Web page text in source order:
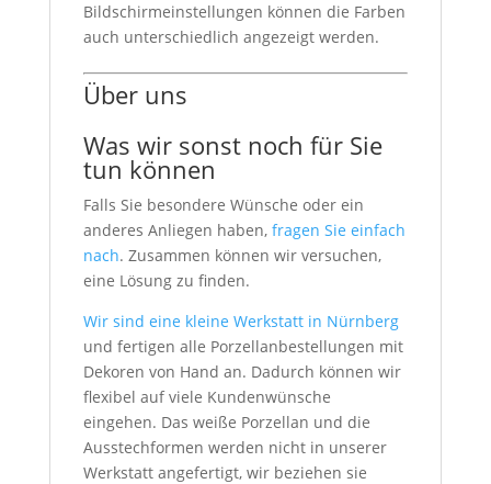
Bildschirmeinstellungen können die Farben
auch unterschiedlich angezeigt werden.
Über uns
Was wir sonst noch für Sie
tun können
Falls Sie besondere Wünsche oder ein
anderes Anliegen haben, fragen Sie einfach
nach. Zusammen können wir versuchen,
eine Lösung zu finden.
Wir sind eine kleine Werkstatt in Nürnberg
und fertigen alle Porzellanbestellungen mit
Dekoren von Hand an. Dadurch können wir
flexibel auf viele Kundenwünsche
eingehen. Das weiße Porzellan und die
Ausstechformen werden nicht in unserer
Werkstatt angefertigt, wir beziehen sie